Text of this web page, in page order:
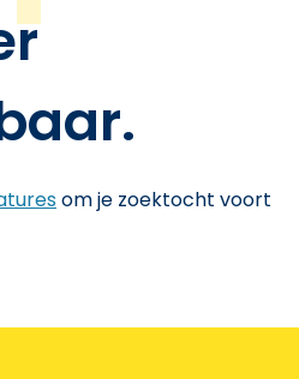
om je zoektocht voort